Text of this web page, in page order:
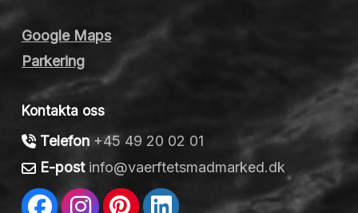
Google Maps
Parkering
Kontakta oss
Telefon +45 49 20 02 01
E-post info@vaerftetsmadmarked.dk